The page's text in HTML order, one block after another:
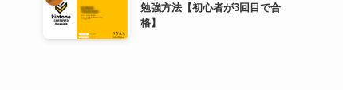
勉強方法【初心者が3回目で合
格】